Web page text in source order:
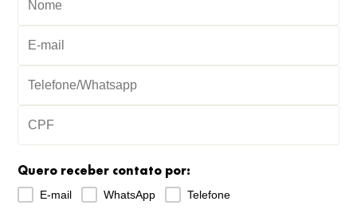
Quero receber contato por:
E-mail WhatsApp Telefone